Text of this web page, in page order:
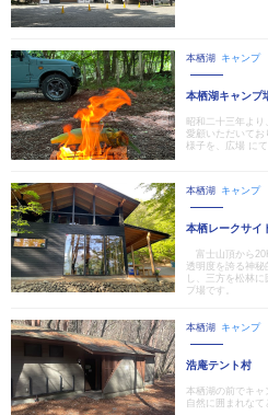
本栖湖 キャンプ
本栖湖キャンプ
昭和二十三年よ
愛顧いただいて
様子を、広場 にて
本栖湖 キャンプ
本栖レークサイ
富士山頂から
透明度を誇る神
し、三方を松林
プ場です。
本栖湖 キャンプ
浩庵テント村
本栖湖の前でキ
自然に囲まれなて